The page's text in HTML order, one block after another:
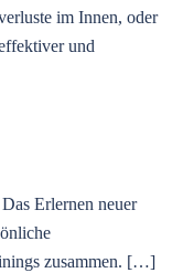
im Innen, oder
und
Erlernen neuer
zusammen. […]